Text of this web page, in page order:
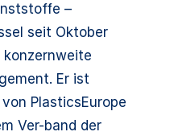
–
seit Oktober
konzernweite
Er ist
PlasticsEurope
Ver-band der